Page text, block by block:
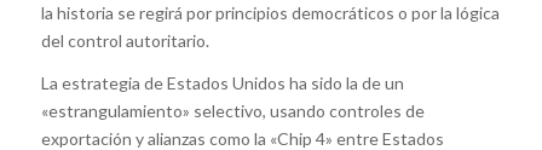
la historia se regirá por principios democráticos o por la lógica
del control autoritario.
La estrategia de Estados Unidos ha sido la de un
«estrangulamiento» selectivo, usando controles de
exportación y alianzas como la «Chip 4» entre Estados